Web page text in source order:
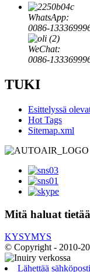
WhatsApp:
0086-
WeChat:
0086-
TUKI
Esittelyssä
Hot Tags
Sitemap.xml
Mitä haluat
KYSYMYS
© Copyright - 2010-
Lähettää